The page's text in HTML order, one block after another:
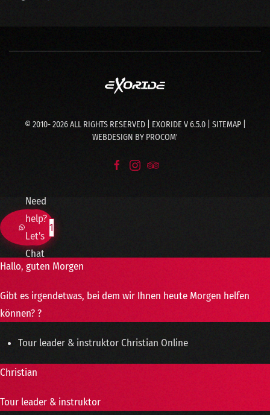
© 2010-2026ALL RIGHTS RESERVED | EXORIDE V 6.5.0 | SITEMAP|
WEBDESIGN BY PROCOM'
Need
help?
Let's
Chat
1
Hallo, guten Morgen
Gibt es irgendetwas, bei dem wir Ihnen heute Morgen helfen
können? ?
Tour leader & instruktorChristian Online
Christian
Tour leader & instruktor